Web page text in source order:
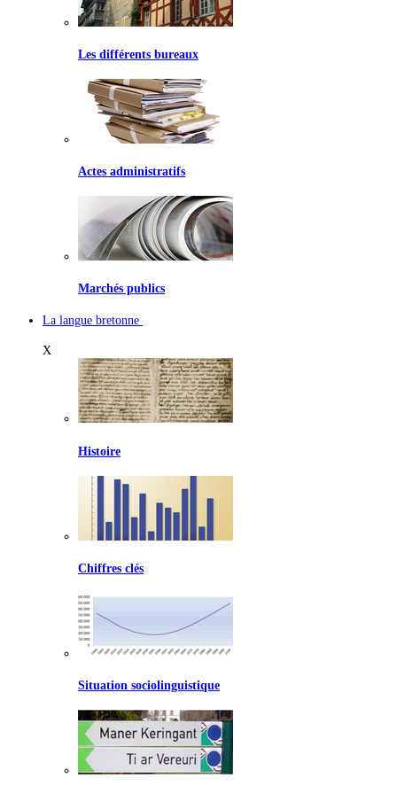
Les différents bureaux
Actes administratifs
Marchés publics
La langue bretonne
X
Histoire
Chiffres clés
Situation sociolinguistique